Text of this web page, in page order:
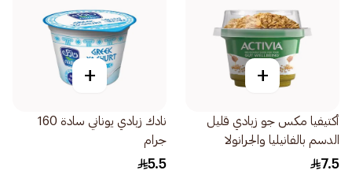
+
أكتيفيا مكس جو زبادي قليل
الدسم بالفانيليا والجرانولا
170جرام
7.5
+
نادك زبادي يوناني سادة 160
جرام
5.5